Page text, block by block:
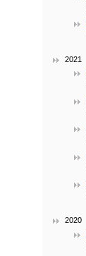
2021
2020